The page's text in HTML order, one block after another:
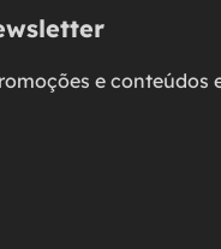
e conteúdos